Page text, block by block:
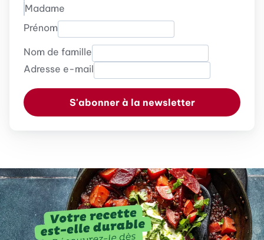
Madame
Prénom
Nom de famille
Adresse e-mail
S'abonner à la newsletter